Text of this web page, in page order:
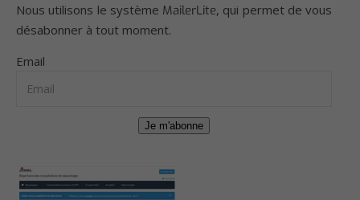
Nous utilisons le système MailerLite, qui permet de vous
désabonner à tout moment.
Email
Je m'abonne